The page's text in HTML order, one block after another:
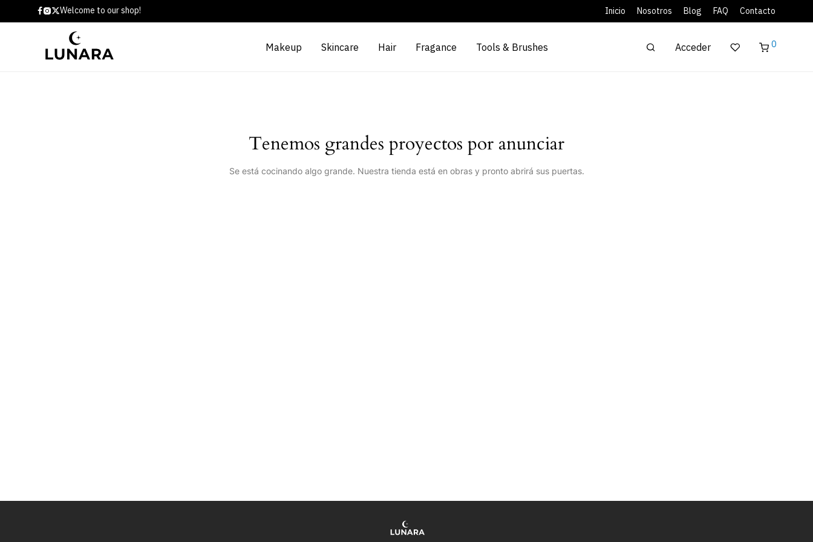
Welcome to our shop! Inicio Nosotros Blog FAQ Contacto
Makeup Skincare Hair Fragance Tools & Brushes Acceder 0
Tenemos grandes proyectos por anunciar
Se está cocinando algo grande. Nuestra tienda está en obras y pronto abrirá sus puertas.